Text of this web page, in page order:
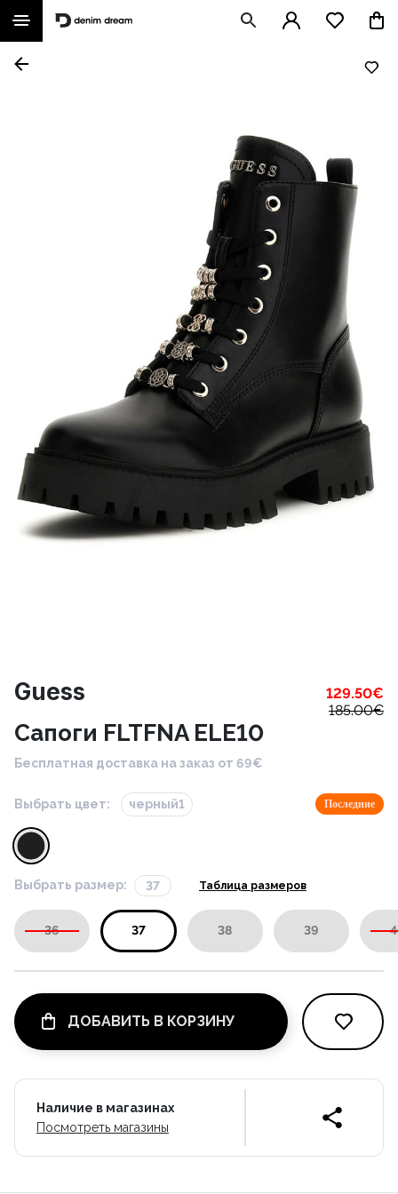
Guess 129.50€
185.00€
Сапоги FLTFNA ELE10
Бесплатная доставка на заказ от 69€
Выбрать цвет: черный1 Последние
Выбрать размер: 37 Таблица размеров
36 37 38 39
ДОБАВИТЬ В КОРЗИНУ
Наличие в магазинах
Посмотреть магазины